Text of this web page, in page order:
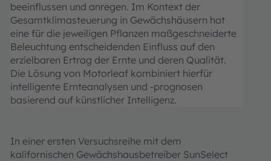
beeinflussen und anregen. Im Kontext der
Gesamtklimasteuerung in Gewächshäusern hat
eine für die jeweiligen Pflanzen maßgeschneiderte
Beleuchtung entscheidenden Einfluss auf den
erzielbaren Ertrag der Ernte und deren Qualität.
Die Lösung von Motorleaf kombiniert hierfür
intelligente Ernteanalysen und -prognosen
basierend auf künstlicher Intelligenz.
In einer ersten Versuchsreihe mit dem
kalifornischen Gewächshausbetreiber SunSelect